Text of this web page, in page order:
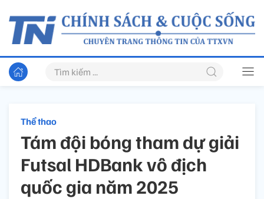
Thể thao
Tám đội bóng tham dự giải
Futsal HDBank vô địch
quốc gia năm 2025